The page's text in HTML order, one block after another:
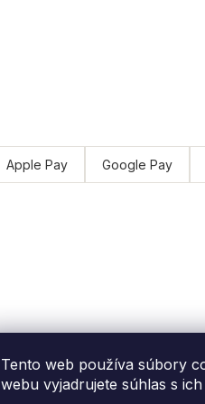
Tento web používa súbory
webu vyjadrujete súhlas s
Apple Pay Google Pay